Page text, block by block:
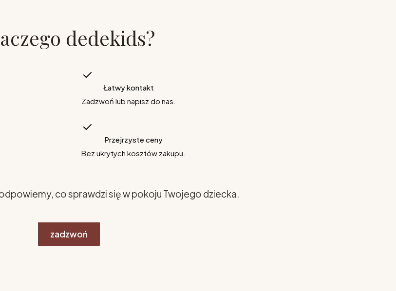
dedekids?
Łatwy kontakt
Zadzwoń lub napisz do nas.
Przejrzyste ceny
Bez ukrytych kosztów zakupu.
co sprawdzi się w pokoju Twojego dziecka.
zadzwoń